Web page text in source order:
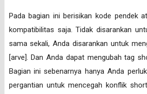
Pada bagian ini berisikan kode pendek
kompatibilitas saja. Tidak disarankan
sama sekali, Anda disarankan untuk
[arve]. Dan Anda dapat mengubah tag
Bagian ini sebenarnya hanya Anda
pergantian untuk mencegah konflik